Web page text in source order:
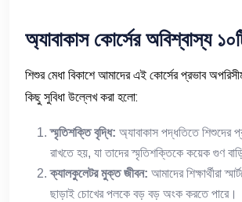
অ্যাবাকাস কোর্সের অবিশ্বাস্য
শিশুর মেধা বিকাশে আমাদের এই কোর্সের প্রভাব
কিছু সুবিধা উল্লেখ করা হলো:
স্মৃতিশক্তি বৃদ্ধি: অ্যাবাকাস পদ্ধতিতে শিশুদের
রাখতে হয়, যা তাদের স্মৃতিশক্তিকে কয়েক গুণ
ক্যালকুলেটর মুক্ত জীবন: আমাদের শিক্ষার্থীরা
ছাড়াই চোখের পলকে বড় বড় অংক করতে পারে।